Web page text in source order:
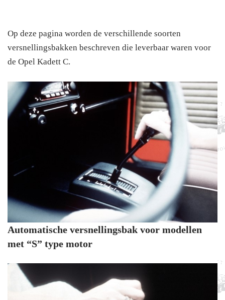
Op deze pagina worden de verschillende soorten
versnellingsbakken beschreven die leverbaar waren voor
de Opel Kadett C.
Automatische versnellingsbak voor modellen
met “S” type motor